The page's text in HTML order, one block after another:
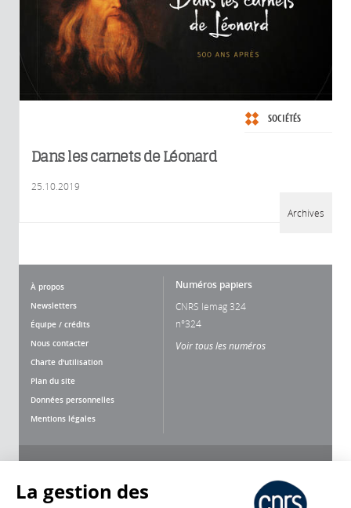
SOCIÉTÉS
Dans les carnets de Léonard
25.10.2019
Archives
À propos
Newsletters
Équipe / crédits
Nous contacter
Charte d'utilisation
Plan du site
Données personnelles
Mentions légales
Numéros papiers
CNRS lemag 324
n°324
Voir tous les numéros
La gestion des